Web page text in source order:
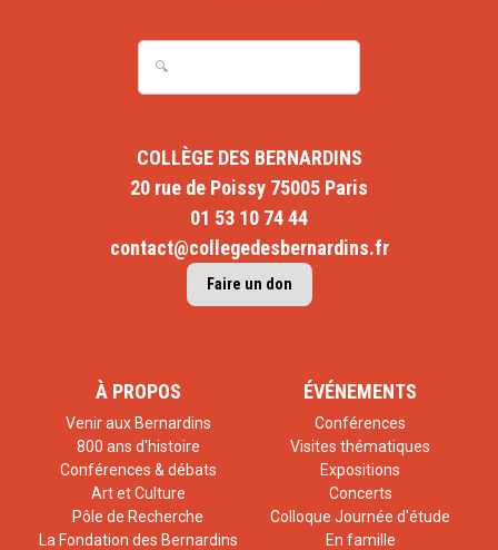
COLLÈGE DES BERNARDINS
20 rue de Poissy 75005 Paris
01 53 10 74 44
contact@collegedesbernardins.fr
Faire un don
À PROPOS
Venir aux Bernardins
800 ans d'histoire
Conférences & débats
Art et Culture
Pôle de Recherche
La Fondation des Bernardins
ÉVÉNEMENTS
Conférences
Visites thématiques
Expositions
Concerts
Colloque Journée d'étude
En famille